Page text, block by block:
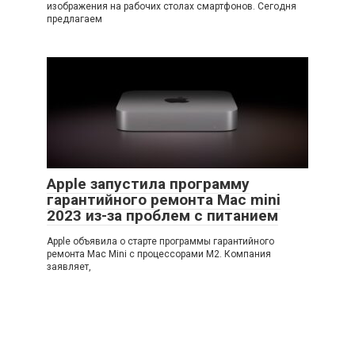
изображения на рабочих столах смартфонов. Сегодня
предлагаем
Apple запустила программу
гарантийного ремонта Mac mini
2023 из-за проблем с питанием
Apple объявила о старте программы гарантийного
ремонта Mac Mini с процессорами M2. Компания
заявляет,